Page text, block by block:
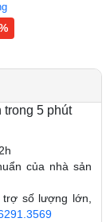
trong 5 phút
của nhà sản
số lượng lớn,